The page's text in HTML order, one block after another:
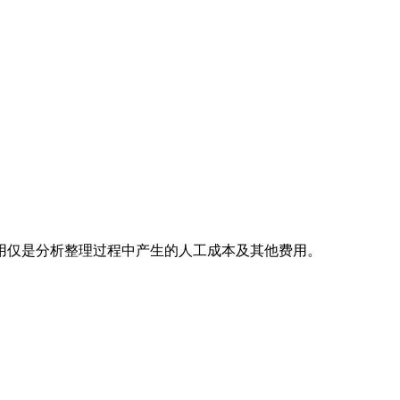
是分析整理过程中产生的人工成本及其他费用。